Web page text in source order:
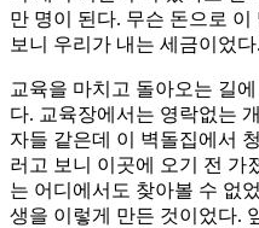
만 명이 된다. 무슨 돈으로
보니 우리가 내는 세금이었다.
교육을 마치고 돌아오는 길
다. 교육장에서는 영락없는
자들 같은데 이 벽돌집에서
러고 보니 이곳에 오기 전 가
는 어디에서도 찾아볼 수 없
생을 이렇게 만든 것이었다.